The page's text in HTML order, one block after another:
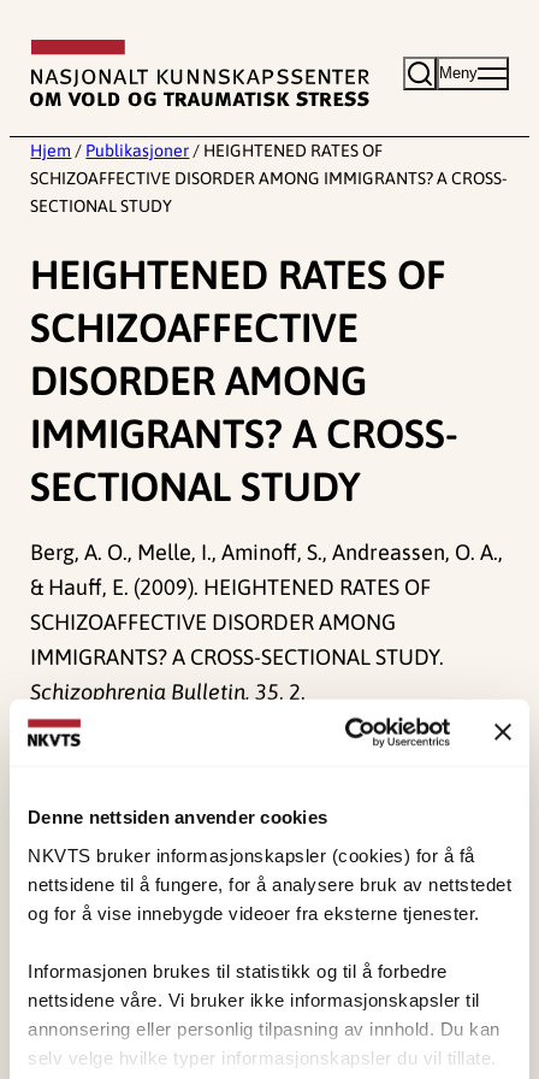
Denne nettsiden anvender cookies
NKVTS bruker informasjonskapsler (cookies) for å få
nettsidene til å fungere, for å analysere bruk av nettstedet
og for å vise innebygde videoer fra eksterne tjenester.
Informasjonen brukes til statistikk og til å forbedre
nettsidene våre. Vi bruker ikke informasjonskapsler til
annonsering eller personlig tilpasning av innhold. Du kan
selv velge hvilke typer informasjonskapsler du vil tillate.
innhold
Meny
Hjem / Publikasjoner / HEIGHTENED RATES OF
SCHIZOAFFECTIVE DISORDER AMONG IMMIGRANTS? A CROSS-
SECTIONAL STUDY
HEIGHTENED RATES OF
SCHIZOAFFECTIVE
DISORDER AMONG
IMMIGRANTS? A CROSS-
SECTIONAL STUDY
Berg, A. O., Melle, I., Aminoff, S., Andreassen, O. A.,
& Hauff, E. (2009). HEIGHTENED RATES OF
SCHIZOAFFECTIVE DISORDER AMONG
IMMIGRANTS? A CROSS-SECTIONAL STUDY.
Schizophrenia Bulletin, 35, 2.
NKVTS utvikler og sprer kunnskap og kompetanse
om vold og traumatisk stress. Formålet er å bidra
til å forebygge og redusere de helsemessige og